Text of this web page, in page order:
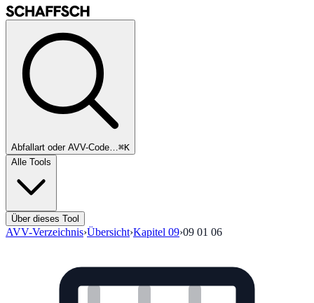
Abfallart oder AVV-Code…⌘K
Alle Tools
Über dieses Tool
AVV-Verzeichnis›Übersicht›Kapitel 09›09 01 06